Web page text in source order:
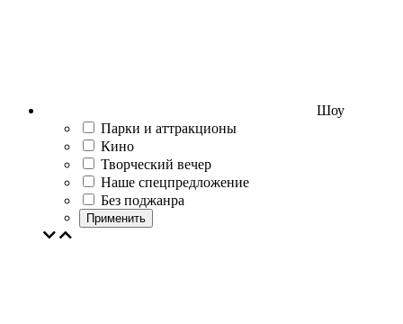
Шоу
Парки и аттракционы
Кино
Творческий вечер
Наше спецпредложение
Без поджанра
Применить